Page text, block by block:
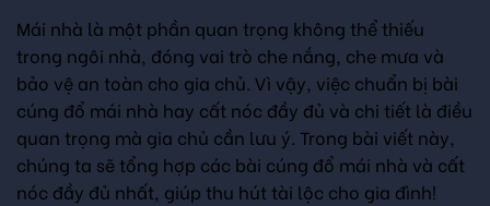
Mái nhà là một phần quan trọng không thể thiếu
trong ngôi nhà, đóng vai trò che nắng, che mưa và
bảo vệ an toàn cho gia chủ. Vì vậy, việc chuẩn bị bài
cúng đổ mái nhà hay cất nóc đầy đủ và chi tiết là điều
quan trọng mà gia chủ cần lưu ý. Trong bài viết này,
chúng ta sẽ tổng hợp các bài cúng đổ mái nhà và cất
nóc đầy đủ nhất, giúp thu hút tài lộc cho gia đình!